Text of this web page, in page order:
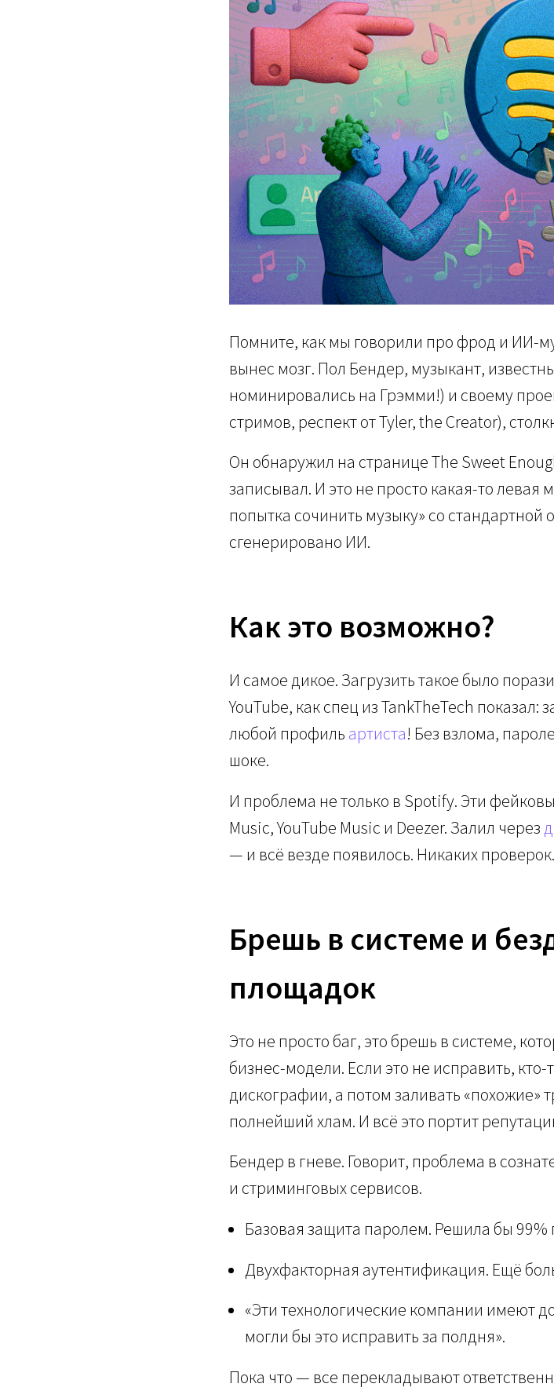
Помните, как мы говорили про фрод и ИИ-
вынес мозг. Пол Бендер, музыкант,
номинировались на Грэмми!) и своему
стримов, респект от Tyler, the Creator),
Он обнаружил на странице The Sweet
записывал. И это не просто какая-то левая
попытка сочинить музыку» со стандартной
сгенерировано ИИ.
Как это возможно?
И самое дикое. Загрузить такое было
YouTube, как спец из TankTheTech
любой профиль артиста! Без взлома,
шоке.
И проблема не только в Spotify. Эти
Music, YouTube Music и Deezer. Залил через
— и всё везде появилось. Никаких
Брешь в системе и
площадок
Это не просто баг, это брешь в системе,
бизнес-модели. Если это не исправить,
дискографии, а потом заливать «похожие»
полнейший хлам. И всё это портит
Бендер в гневе. Говорит, проблема в
и стриминговых сервисов.
Базовая защита паролем. Решила бы 99%
Двухфакторная аутентификация. Ещё
«Эти технологические компании имеют
могли бы это исправить за полдня».
Пока что — все перекладывают